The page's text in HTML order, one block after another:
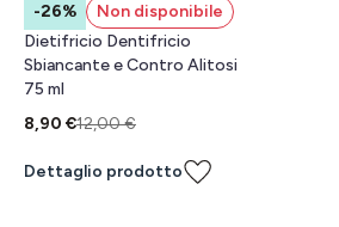
-26%
Non disponibile
Dietifricio Dentifricio
Sbiancante e Contro Alitosi
75 ml
8,90 €12,00 €
Dettaglio prodotto